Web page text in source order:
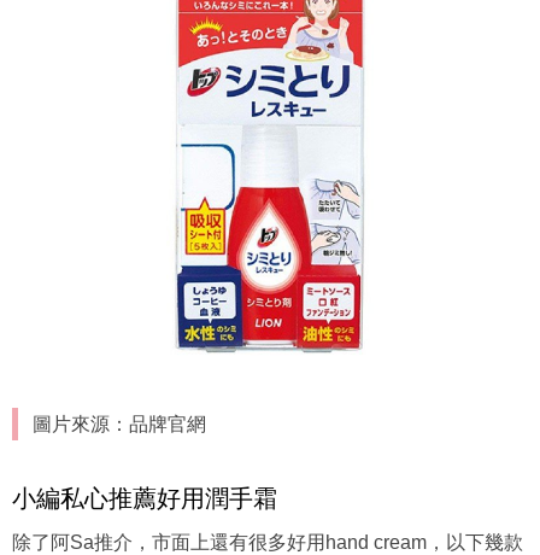
圖片來源：品牌官網
小編私心推薦好用潤手霜
除了阿Sa推介，市面上還有很多好用hand cream，以下幾款